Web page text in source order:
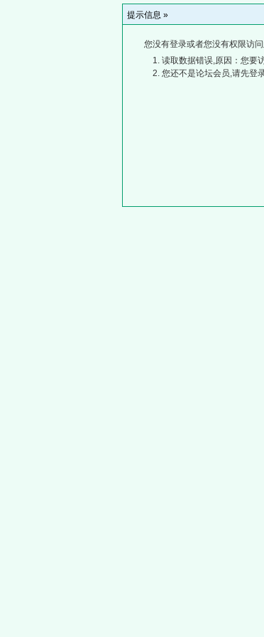
提示信息 »
您没有登录或者您没有权限访
读取数据错误,原因：您要
您还不是论坛会员,请先登